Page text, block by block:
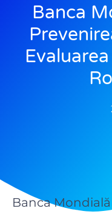
Banca
Banca